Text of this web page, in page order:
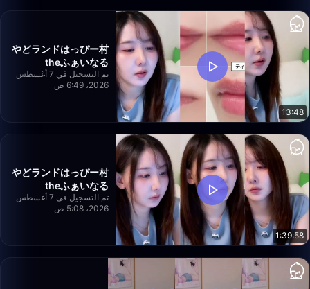
13:48
やどランドはっぴー村
theふぁいなる
تم التسجيل في 7 أغسطس
2026، 6:49 ص
1:39:58
やどランドはっぴー村
theふぁいなる
تم التسجيل في 7 أغسطس
2026، 5:08 ص